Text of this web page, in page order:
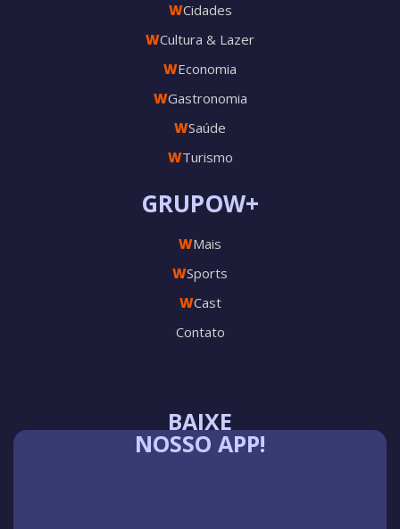
BAIXE
NOSSO APP!
GRUPOW+
WMais
WSports
WCast
Contato
WCidades
WCultura & Lazer
WEconomia
WGastronomia
WSaúde
WTurismo